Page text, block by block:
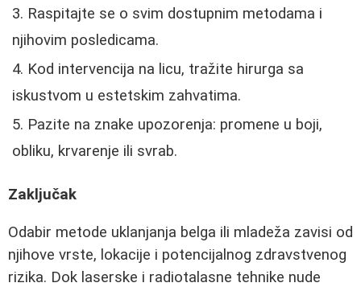
Raspitajte se o svim dostupnim metodama i
njihovim posledicama.
Kod intervencija na licu, tražite hirurga sa
iskustvom u estetskim zahvatima.
Pazite na znake upozorenja: promene u boji,
obliku, krvarenje ili svrab.
Zaključak
Odabir metode uklanjanja belga ili mladeža zavisi od
njihove vrste, lokacije i potencijalnog zdravstvenog
rizika. Dok laserske i radiotalasne tehnike nude